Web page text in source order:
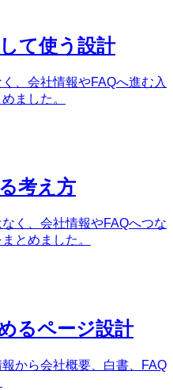
て使う設計
、会社情報やFAQへ進む入
ました。
考え方
く、会社情報やFAQへつな
とめました。
るページ設計
から会社概要、白書、FAQ